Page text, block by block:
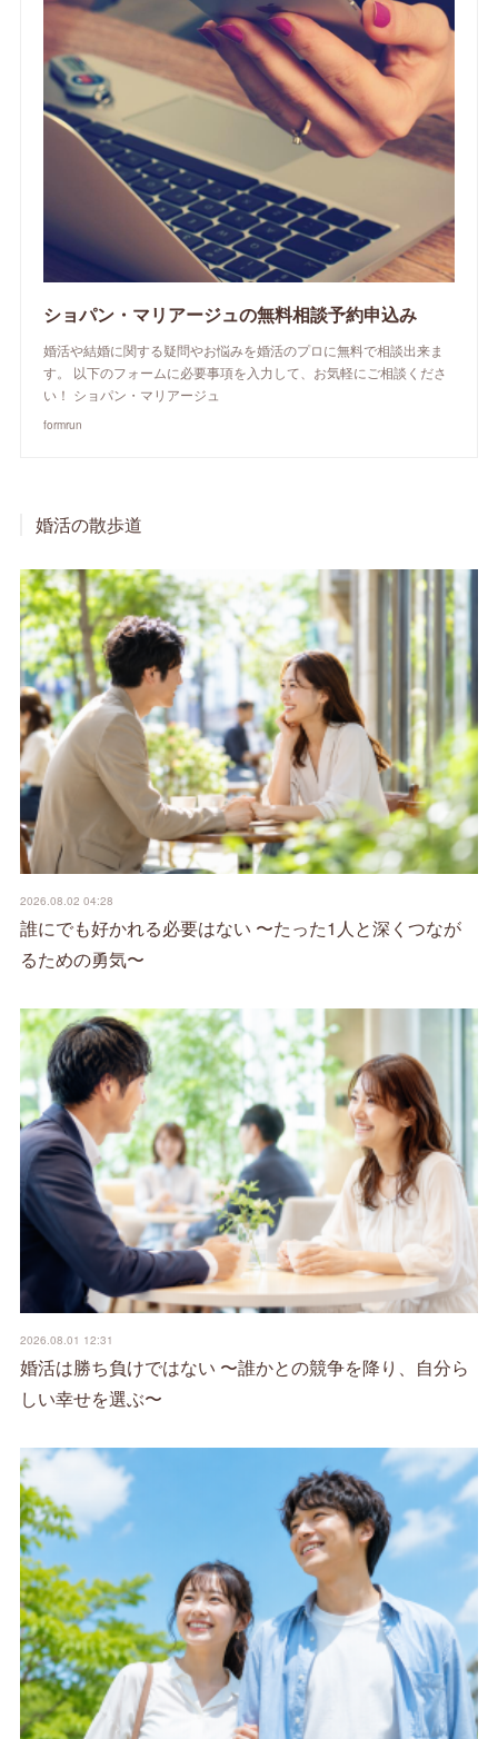
ショパン・マリアージュの無料相談予約申込み
婚活や結婚に関する疑問やお悩みを婚活のプロに無料で相談出来ま
す。 以下のフォームに必要事項を入力して、お気軽にご相談くださ
い！ ショパン・マリアージュ
formrun
婚活の散歩道
2026.08.02 04:28
誰にでも好かれる必要はない 〜たった1人と深くつなが
るための勇気〜
2026.08.01 12:31
婚活は勝ち負けではない 〜誰かとの競争を降り、自分ら
しい幸せを選ぶ〜